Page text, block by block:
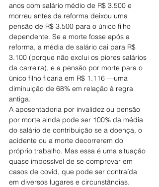
anos com salário médio de R$ 3.500 e
morreu antes da reforma deixou uma
pensão de R$ 3.500 para o único filho
dependente. Se a morte fosse após a
reforma, a média de salário cai para R$
3.100 (porque não exclui os piores salários
da carreira), e a pensão por morte para o
único filho ficaria em R$ 1.116 —uma
diminuição de 68% em relação à regra
antiga.
A aposentadoria por invalidez ou pensão
por morte ainda pode ser 100% da média
do salário de contribuição se a doença, o
acidente ou a morte decorrerem do
próprio trabalho. Mas essa é uma situação
quase impossível de se comprovar em
casos de covid, que pode ser contraída
em diversos lugares e circunstâncias.